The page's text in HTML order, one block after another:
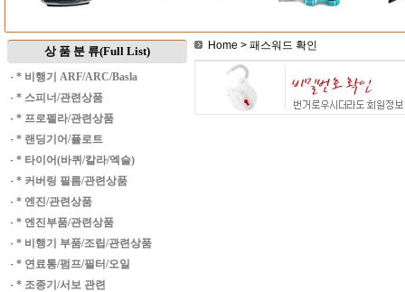
상 품 분 류(Full List)
· * 비행기 ARF/ARC/Basla
· * 스피너/관련상품
· * 프로펠라/관련상품
· * 랜딩기어/플로트
· * 타이어(바퀴/칼라/엑슬)
· * 커버링 필름/관련상품
· * 엔진/관련상품
· * 엔진부품/관련상품
· * 비행기 부품/조립/관련상품
· * 연료통/펌프/필터/오일
· * 조종기/서보 관련
Home > 패스워드 확인